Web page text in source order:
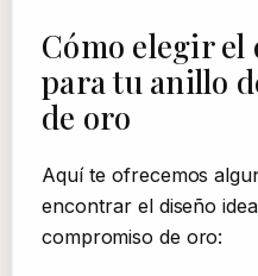
Cómo elegir el
para tu anillo
de oro
Aquí te ofrecemos
encontrar el diseño
compromiso de oro: